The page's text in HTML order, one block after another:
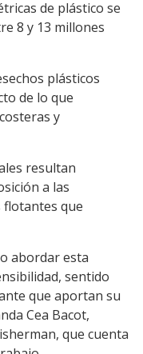
de plástico se
8 y 13 millones
plásticos
de lo que
y
resultan
a las
flotantes que
abordar esta
sentido
que aportan su
Cea Bacot,
que cuenta